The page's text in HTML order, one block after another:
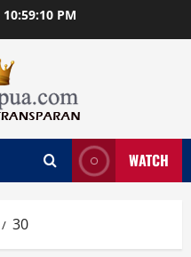
10:59:11 PM
WATCH
30